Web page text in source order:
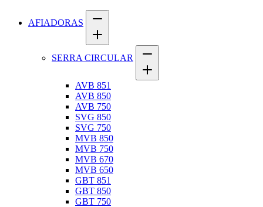
AFIADORAS
SERRA CIRCULAR
AVB 851
AVB 850
AVB 750
SVG 850
SVG 750
MVB 850
MVB 750
MVB 670
MVB 650
GBT 851
GBT 850
GBT 750